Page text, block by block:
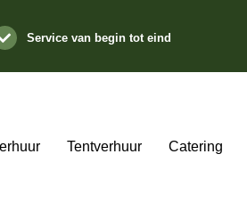
Service van begin tot eind
Tentverhuur Catering